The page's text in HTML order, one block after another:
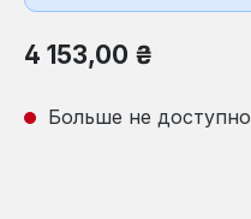
Обычная цена:
4 153,00 ₴
Больше не доступно